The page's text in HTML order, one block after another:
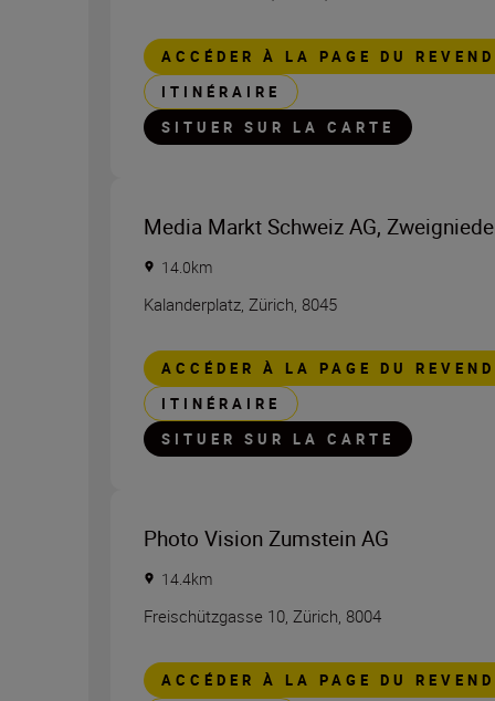
ACCÉDER À LA PAGE DU
ITINÉRAIRE
SITUER SUR LA CARTE
Media Markt Schweiz AG,
14.0km
Kalanderplatz, Zürich, 8045
ACCÉDER À LA PAGE DU
ITINÉRAIRE
SITUER SUR LA CARTE
Photo Vision Zumstein AG
14.4km
Freischützgasse 10, Zürich, 8004
ACCÉDER À LA PAGE DU